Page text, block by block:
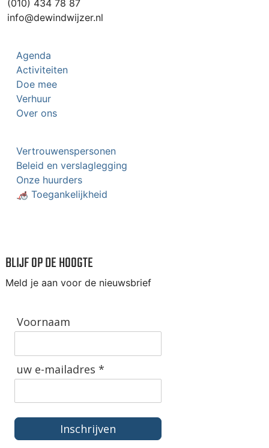
(010) 434 78 87
info@dewindwijzer.nl
Agenda
Activiteiten
Doe mee
Verhuur
Over ons
Vertrouwenspersonen
Beleid en verslaglegging
Onze huurders
🦽 Toegankelijkheid
BLIJF OP DE HOOGTE
Meld je aan voor de nieuwsbrief
Voornaam
uw e-mailadres *
Inschrijven